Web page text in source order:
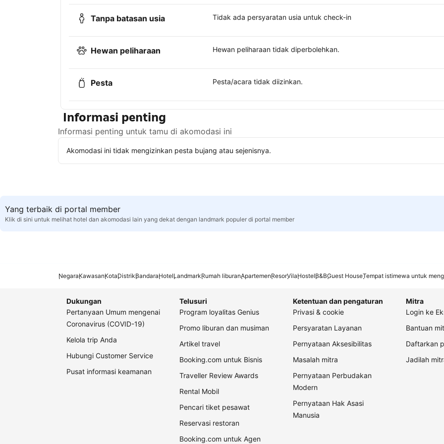
Tanpa batasan usia Tidak ada persyaratan usia untuk check-in
Hewan peliharaan Hewan peliharaan tidak diperbolehkan.
Pesta Pesta/acara tidak diizinkan.
Informasi penting
Informasi penting untuk tamu di akomodasi ini
Akomodasi ini tidak mengizinkan pesta bujang atau sejenisnya.
Yang terbaik di portal member
Klik di sini untuk melihat hotel dan akomodasi lain yang dekat dengan landmark populer di portal member
NegaraKawasanKotaDistrikBandaraHotelLandmarkRumah liburanApartemenResorVilaHostelB&BGuest HouseTempat istimewa untuk
Dukungan
Pertanyaan Umum mengenai
Coronavirus (COVID-19)
Kelola trip Anda
Hubungi Customer Service
Pusat informasi keamanan
Telusuri
Program loyalitas Genius
Promo liburan dan musiman
Artikel travel
Booking.com untuk Bisnis
Traveller Review Awards
Rental Mobil
Pencari tiket pesawat
Reservasi restoran
Booking.com untuk Agen
Ketentuan dan pengaturan
Privasi & cookie
Persyaratan Layanan
Pernyataan Aksesibilitas
Masalah mitra
Pernyataan Perbudakan
Modern
Pernyataan Hak Asasi
Manusia
Mitra
Login ke
Bantuan
Daftarkan
Jadilah